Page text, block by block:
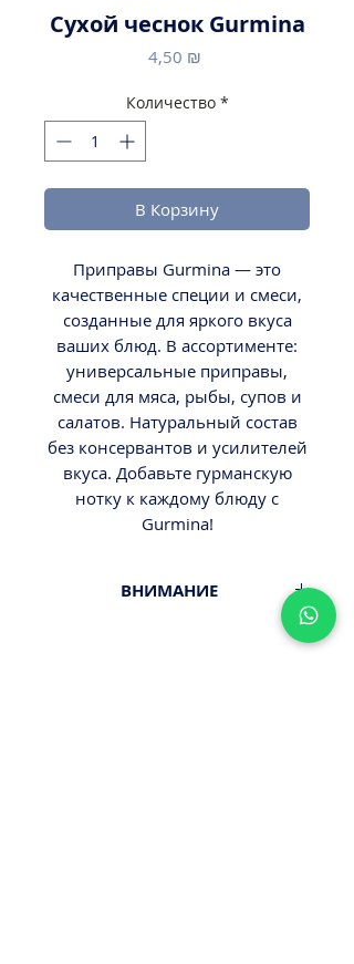
Сухой чеснок Gurmina
4,50 ₪Цена
Количество *
В Корзину
Приправы Gurmina — это
качественные специи и смеси,
созданные для яркого вкуса
ваших блюд. В ассортименте:
универсальные приправы,
смеси для мяса, рыбы, супов и
салатов. Натуральный состав
без консервантов и усилителей
вкуса. Добавьте гурманскую
нотку к каждому блюду с
Gurmina!
ВНИМАНИЕ